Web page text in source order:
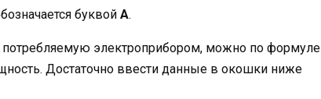
буквой А.
потребляемую электроприбором, можно по формуле
Достаточно ввести данные в окошки ниже